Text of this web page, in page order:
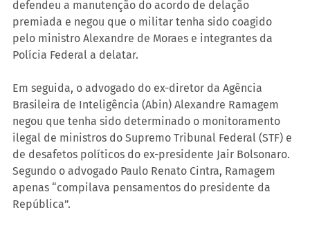
defendeu a manutenção do acordo de delação
premiada e negou que o militar tenha sido coagido
pelo ministro Alexandre de Moraes e integrantes da
Polícia Federal a delatar.
Em seguida, o advogado do ex-diretor da Agência
Brasileira de Inteligência (Abin) Alexandre Ramagem
negou que tenha sido determinado o monitoramento
ilegal de ministros do Supremo Tribunal Federal (STF) e
de desafetos políticos do ex-presidente Jair Bolsonaro.
Segundo o advogado Paulo Renato Cintra, Ramagem
apenas “compilava pensamentos do presidente da
República”.